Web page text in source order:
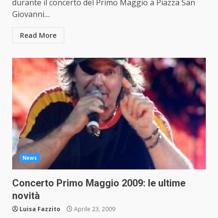
durante il concerto del Primo Maggio a Piazza San
Giovanni....
Read More
News
Concerto Primo Maggio 2009: le ultime
novità
Luisa Fazzito Aprile 23, 2009